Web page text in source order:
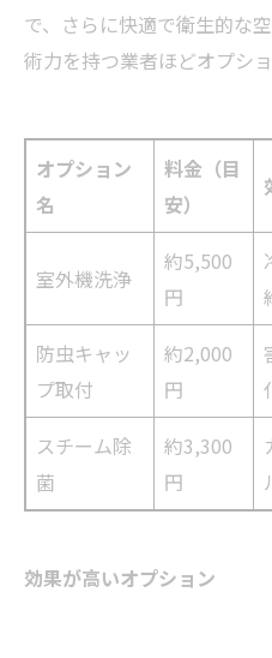
で、さらに快適で衛生的な
術力を持つ業者ほどオプシ
オプション
名
料金（目
安）
室外機洗浄
約5,500
円
防虫キャッ
プ取付
約2,000
円
スチーム除
菌
約3,300
円
効果が高いオプション